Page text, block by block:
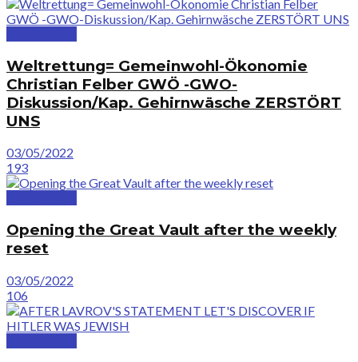
Weltrettung= Gemeinwohl-Ökonomie
Christian Felber GWÖ -GWO-
Diskussion/Kap. Gehirnwäsche ZERSTÖRT
UNS
03/05/2022
193
Opening the Great Vault after the weekly
reset
03/05/2022
106